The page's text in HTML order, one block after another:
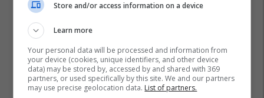
Store and/or access information on a device
Learn more
Your personal data will be processed and information from
your device (cookies, unique identifiers, and other device
data) may be stored by, accessed by and shared with 369
partners, or used specifically by this site. We and our partners
may use precise geolocation data. List of partners.